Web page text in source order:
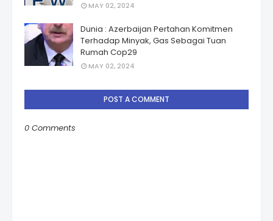
MAY 02, 2024
Dunia : Azerbaijan Pertahan Komitmen
Terhadap Minyak, Gas Sebagai Tuan
Rumah Cop29
MAY 02, 2024
POST A COMMENT
0 Comments